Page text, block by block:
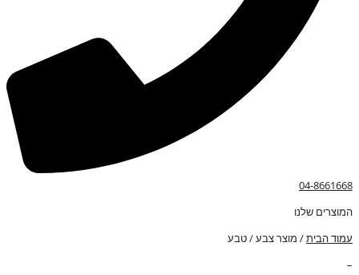
04-8661668
המוצרים שלנו
עמוד הבית/ מוצר צבע / טבע
–